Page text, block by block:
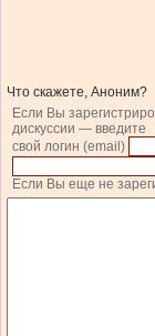
Что скажете, Аноним?
Если Вы
дискуссии — введите
свой логин (email)
Если Вы еще не